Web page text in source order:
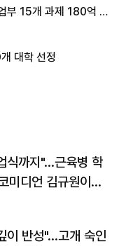
부 15개 과제 180억 지
대학 선정
식까지"…근육병 학
미디언 김규원이었
이 반성"…고개 숙인